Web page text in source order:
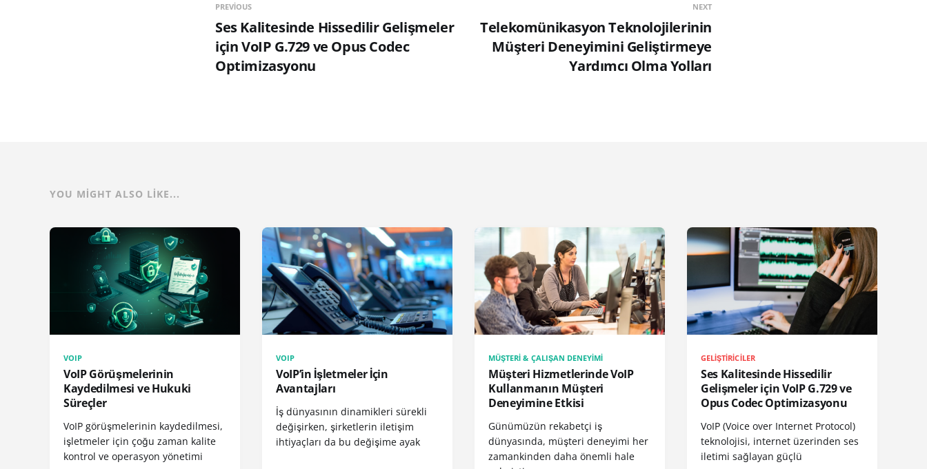
PREVIOUS
Ses Kalitesinde Hissedilir Gelişmeler
için VoIP G.729 ve Opus Codec
Optimizasyonu
NEXT
Telekomünikasyon Teknolojilerinin
Müşteri Deneyimini Geliştirmeye
Yardımcı Olma Yolları
YOU MIGHT ALSO LIKE...
VOIP
VoIP Görüşmelerinin
Kaydedilmesi ve Hukuki
Süreçler
VoIP görüşmelerinin kaydedilmesi,
işletmeler için çoğu zaman kalite
kontrol ve operasyon yönetimi
VOIP
VoIP’in İşletmeler İçin
Avantajları
İş dünyasının dinamikleri sürekli
değişirken, şirketlerin iletişim
ihtiyaçları da bu değişime ayak
MÜŞTERI & ÇALIŞAN DENEYIMI
Müşteri Hizmetlerinde VoIP
Kullanmanın Müşteri
Deneyimine Etkisi
Günümüzün rekabetçi iş
dünyasında, müşteri deneyimi her
zamankinden daha önemli hale
GELIŞTIRICILER
Ses Kalitesinde Hissedilir
Gelişmeler için VoIP G.729 ve
Opus Codec Optimizasyonu
VoIP (Voice over Internet Protocol)
teknolojisi, internet üzerinden ses
iletimi sağlayan güçlü